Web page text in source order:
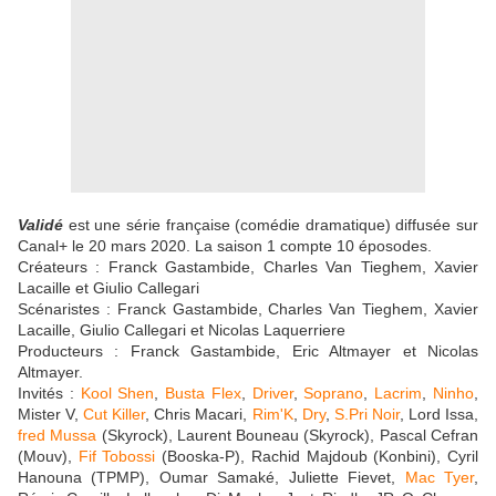
Validé est une série française (comédie dramatique) diffusée sur
Canal+ le 20 mars 2020. La saison 1 compte 10 éposodes.
Créateurs : Franck Gastambide, Charles Van Tieghem, Xavier
Lacaille et Giulio Callegari
Scénaristes : Franck Gastambide, Charles Van Tieghem, Xavier
Lacaille, Giulio Callegari et Nicolas Laquerriere
Producteurs : Franck Gastambide, Eric Altmayer et Nicolas
Altmayer.
Invités : Kool Shen Busta Flex, Driver,Soprano Lacrim Ninho
Mister V,Cut Killer, Chris Macari, Rim'K, Dry, S.Pri Noir, Lord Issa,
fred Mussa (Skyrock), Laurent Bouneau (Skyrock), Pascal Cefran
(Mouv), Fif Tobossi (Booska-P), Rachid Majdoub (Konbini), Cyril
Hanouna (TPMP), Oumar Samaké, Juliette Fievet, Mac Tyer,